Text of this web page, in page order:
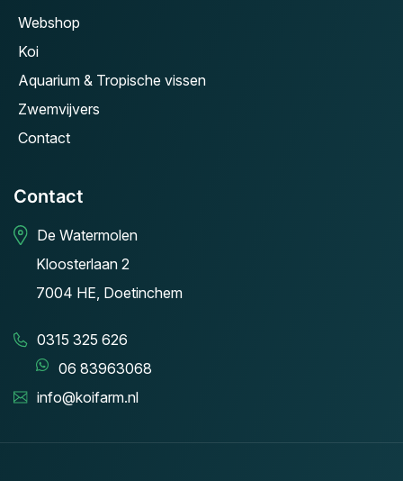
Webshop
Koi
Aquarium & Tropische vissen
Zwemvijvers
Contact
Contact
De Watermolen
Kloosterlaan 2
7004 HE, Doetinchem
0315 325 626
06 83963068
info@koifarm.nl